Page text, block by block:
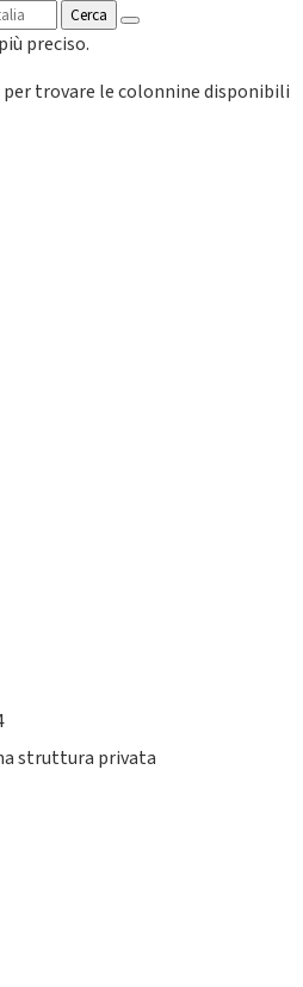
Cerca
preciso.
trovare le colonnine disponibili
struttura privata